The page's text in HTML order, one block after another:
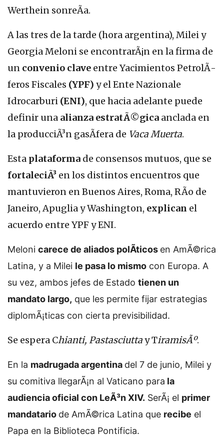
Werthein sonreÃ­a.
A las tres de la tarde (hora argentina), Milei y
Georgia Meloni se encontrarÃ¡n en la firma de
un convenio clave entre Yacimientos PetrolÃ­
feros Fiscales (YPF) y el Ente Nazionale
Idrocarburi (ENI), que hacia adelante puede
definir una alianza estratÃ©gica anclada en
la producciÃ³n gasÃ­fera de Vaca Muerta.
Esta plataforma de consensos mutuos, que se
fortaleciÃ³ en los distintos encuentros que
mantuvieron en Buenos Aires, Roma, RÃ­o de
Janeiro, Apuglia y Washington, explican el
acuerdo entre YPF y ENI.
Meloni carece de aliados polÃ­ticos en AmÃ©rica
Latina, y a Milei le pasa lo mismo con Europa. A
su vez, ambos jefes de Estado tienen un
mandato largo, que les permite fijar estrategias
diplomÃ¡ticas con cierta previsibilidad.
Se espera Chianti, Pastasciuttay TiramisÃº.
En la madrugada argentina del 7 de junio, Milei y
su comitiva llegarÃ¡n al Vaticano para la
audiencia oficial con LeÃ³n XIV. SerÃ¡ el primer
mandatario de AmÃ©rica Latina que recibe el
Papa en la Biblioteca Pontificia.